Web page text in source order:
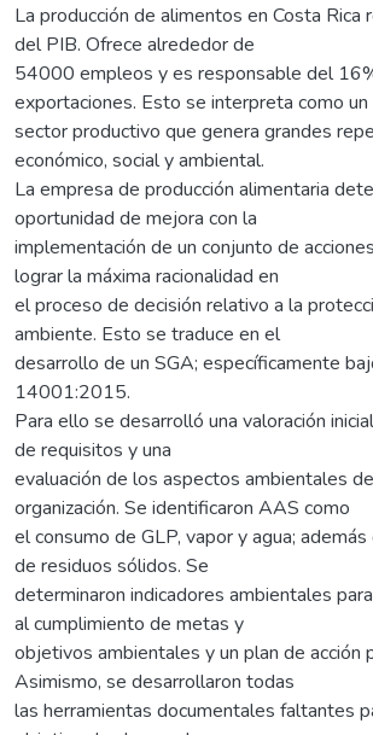
La producción de alimentos en Costa Rica
del PIB. Ofrece alrededor de
54000 empleos y es responsable del
exportaciones. Esto se interpreta como un
sector productivo que genera grandes
económico, social y ambiental.
La empresa de producción alimentaria
oportunidad de mejora con la
implementación de un conjunto de
lograr la máxima racionalidad en
el proceso de decisión relativo a la
ambiente. Esto se traduce en el
desarrollo de un SGA; específicamente
14001:2015.
Para ello se desarrolló una valoración
de requisitos y una
evaluación de los aspectos ambientales
organización. Se identificaron AAS como
el consumo de GLP, vapor y agua;
de residuos sólidos. Se
determinaron indicadores ambientales
al cumplimiento de metas y
objetivos ambientales y un plan de acción
Asimismo, se desarrollaron todas
las herramientas documentales faltantes